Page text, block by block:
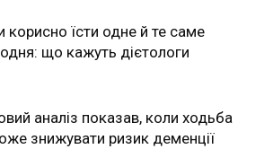
корисно їсти одне й те саме
що кажуть дієтологи
аналіз показав, коли ходьба
знижувати ризик деменції